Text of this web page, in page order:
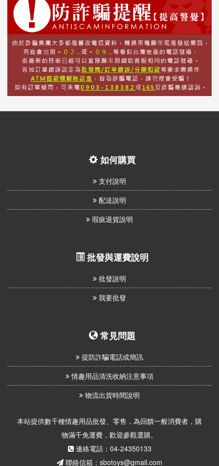
如何購買
支付說明
配送說明
瑕疵退貨說明
批發與運費說明
批發說明
我要批發
常見問題
提防詐騙電話或簡訊
情趣用品清洗收納注意事項
物流出貨時間說明
本站提供數千種情趣用品批發、零售，為回饋一般消費者，購
物滿千免運費，歡迎參觀選購。
連絡電話：04-24350133
聯絡信箱：sbotoys@gmail.com